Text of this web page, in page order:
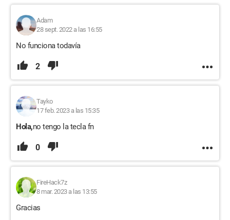
Adam
28 sept. 2022 a las 16:55
No funciona todavía
2
Tayko
17 feb. 2023 a las 15:35
Hola,no tengo la tecla fn
0
FireHack7z
8 mar. 2023 a las 13:55
Gracias